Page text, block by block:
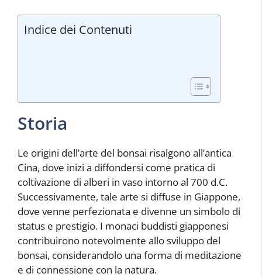
Indice dei Contenuti
Storia
Le origini dell’arte del bonsai risalgono all’antica
Cina, dove inizi a diffondersi come pratica di
coltivazione di alberi in vaso intorno al 700 d.C.
Successivamente, tale arte si diffuse in Giappone,
dove venne perfezionata e divenne un simbolo di
status e prestigio. I monaci buddisti giapponesi
contribuirono notevolmente allo sviluppo del
bonsai, considerandolo una forma di meditazione
e di connessione con la natura.